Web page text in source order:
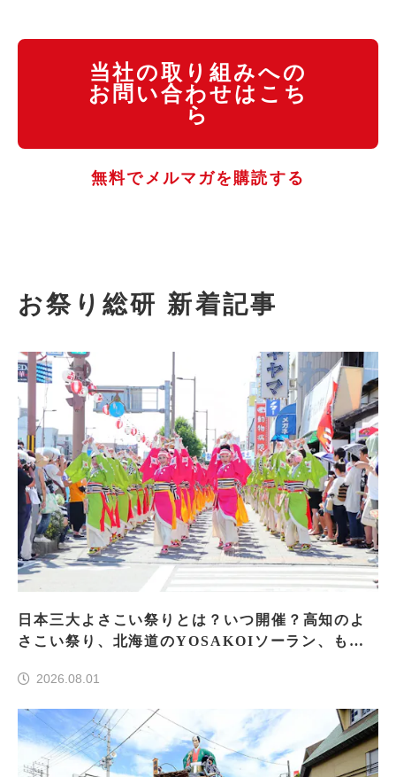
当社の取り組みへの
お問い合わせはこち
ら
無料でメルマガを購読する
お祭り総研 新着記事
日本三大よさこい祭りとは？いつ開催？高知のよ
さこい祭り、北海道のYOSAKOIソーラン、もう
2026.08.01